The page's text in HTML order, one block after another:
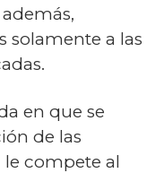
solamente a las
en que se
de las
le compete al